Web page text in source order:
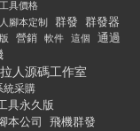
具價格
腳本定制
群發 群發器
營銷 軟件 這個
通過
人源碼工作室
統采購
具永久版
本公司
飛機群發